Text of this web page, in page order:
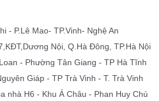
- P.Lê Mao- TP.Vinh- Nghệ An
Nội, Q.Hà Đông, TP.Hà Nội
- Phường Tân Giang - TP Hà Tĩnh
Giáp - TP Trà Vinh - T. Trà Vinh
nhà H6 - Khu Á Châu - Phan Huy Chú